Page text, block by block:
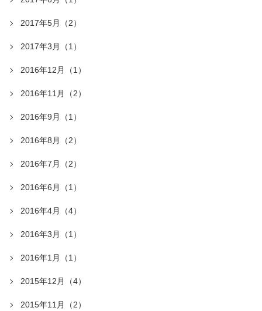
2017年5月（2）
2017年3月（1）
2016年12月（1）
2016年11月（2）
2016年9月（1）
2016年8月（2）
2016年7月（2）
2016年6月（1）
2016年4月（4）
2016年3月（1）
2016年1月（1）
2015年12月（4）
2015年11月（2）